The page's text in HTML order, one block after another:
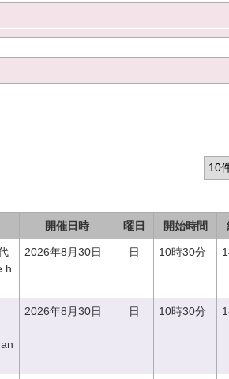
開催日時 曜日 開始時間
h
2026年8月30日 日 10時30分
2026年8月30日 日 10時30分